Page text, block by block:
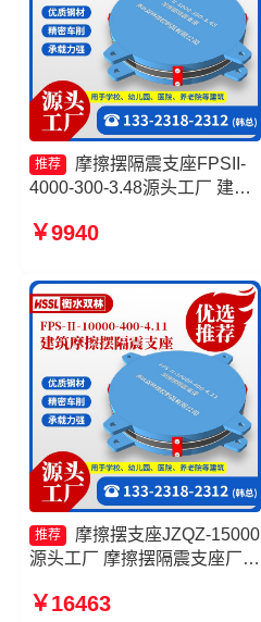
推荐
摩擦摆隔震支座FPSII-
4000-300-3.48源头工厂 建筑
式橡胶隔震支座厂家 摩擦摆隔
生产厂家
￥9940
推荐
摩擦摆支座JZQZ-15000
源头工厂 摩擦摆隔震支座厂家
擦摆支座生产厂家
￥16463